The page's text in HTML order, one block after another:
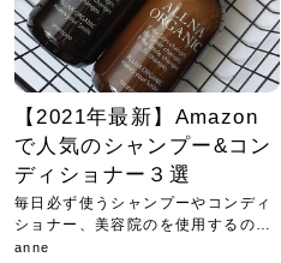
【2021年最新】Amazon
で人気のシャンプー&コン
ディショナー３選
毎日必ず使うシャンプーやコンディ
ショナー、美容院のを使用するのも
良い...
anne